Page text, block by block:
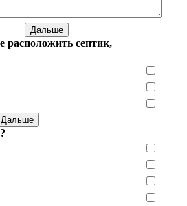
расположить септик,